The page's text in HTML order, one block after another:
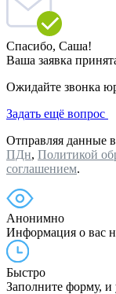
Спасибо, Саша!
Ваша заявка
Ожидайте звонка
Задать ещё вопрос
Отправляя данные
ПДн, Политикой
соглашением.
Анонимно
Информация о вас
Быстро
Заполните форму, и